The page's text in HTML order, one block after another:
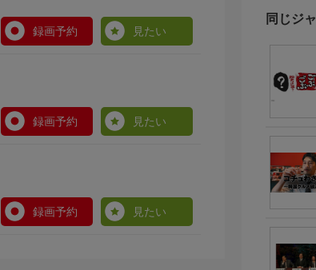
録画予約 見たい
録画予約 見たい
録画予約 見たい
同じジ